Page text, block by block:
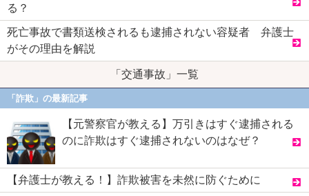
る？
死亡事故で書類送検されるも逮捕されない容疑者 弁護士
がその理由を解説
「交通事故」一覧
「詐欺」の最新記事
【元警察官が教える】万引きはすぐ逮捕される
のに詐欺はすぐ逮捕されないのはなぜ？
【弁護士が教える！】詐欺被害を未然に防ぐために